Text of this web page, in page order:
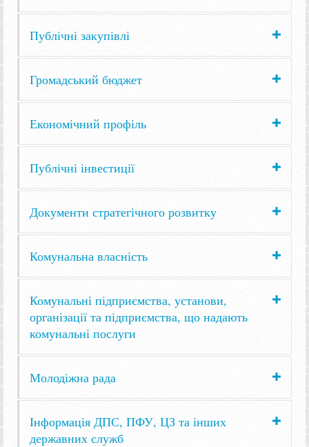
Публічні закупівлі
Громадський бюджет
Економічний профіль
Публічні інвестиції
Документи стратегічного розвитку
Комунальна власність
Комунальні підприємства, установи,
організації та підприємства, що надають
комунальні послуги
Молодіжна рада
Інформація ДПС, ПФУ, ЦЗ та інших
державних служб